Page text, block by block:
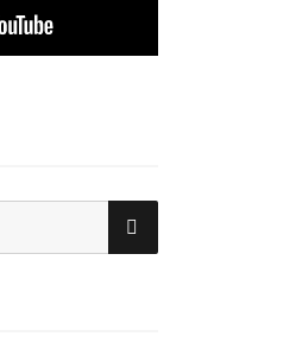
SUCHEN